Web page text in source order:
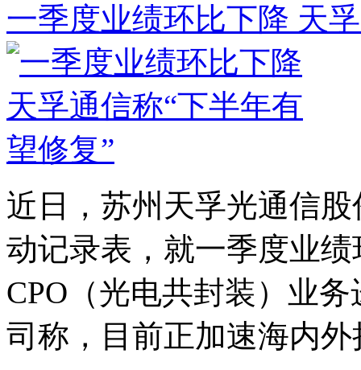
一季度业绩环比下降 天
近日，苏州天孚光通信
动记录表，就一季度业
CPO（光电共封装）业
司称，目前正加速海内